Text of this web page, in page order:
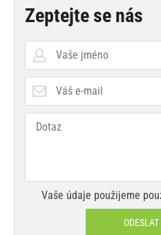
Zeptejte se nás
Vaše údaje použijeme
ODESLAT